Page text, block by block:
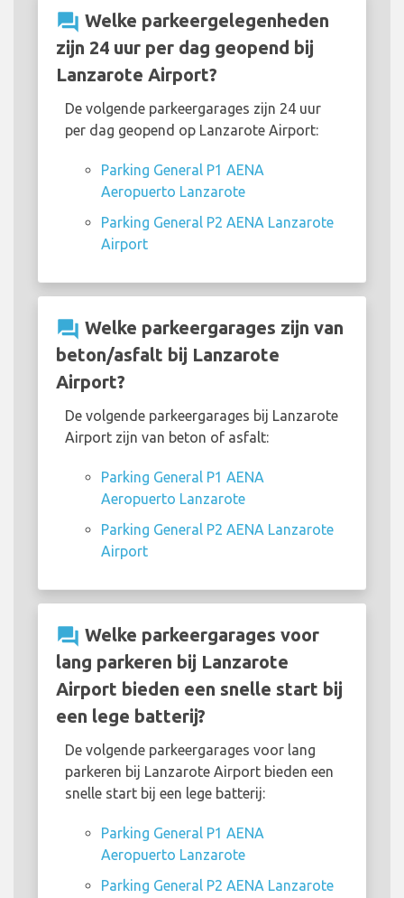
question_answer Welke parkeergelegenheden
zijn 24 uur per dag geopend bij
Lanzarote Airport?
De volgende parkeergarages zijn 24 uur
per dag geopend op Lanzarote Airport:
Parking General P1 AENA
Aeropuerto Lanzarote
Parking General P2 AENA Lanzarote
Airport
question_answer Welke parkeergarages zijn van
beton/asfalt bij Lanzarote
Airport?
De volgende parkeergarages bij Lanzarote
Airport zijn van beton of asfalt:
Parking General P1 AENA
Aeropuerto Lanzarote
Parking General P2 AENA Lanzarote
Airport
question_answer Welke parkeergarages voor
lang parkeren bij Lanzarote
Airport bieden een snelle start bij
een lege batterij?
De volgende parkeergarages voor lang
parkeren bij Lanzarote Airport bieden een
snelle start bij een lege batterij:
Parking General P1 AENA
Aeropuerto Lanzarote
Parking General P2 AENA Lanzarote